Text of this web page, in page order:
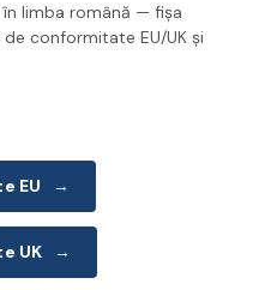
limba română — fișa
conformitate EU/UK și
EU →
UK →